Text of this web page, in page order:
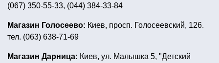
рыцарская вечеринка для детей
день рождение в стиле маша и медведь
фламинго день рождения
день рождения в стиле панды
тематика вечеринки
(067) 350-55-33, (044) 384-33-84
Магазин Голосеево: Киев, просп. Голосеевский, 126.
тел. (063) 638-71-69
Магазин Дарница: Киев, ул. Малышка 5, "Детский